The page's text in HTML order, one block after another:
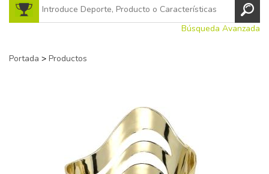
Búsqueda Avanzada
Portada > Productos